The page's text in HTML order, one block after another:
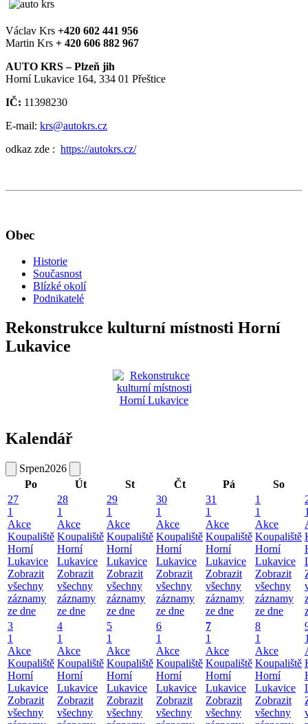
Václav Krs +420 602 441 956
Martin Krs + 420 606 882 967
AUTO KRS – Plzeň jih
Horní Lukavice 164, 334 01 Přeštice
IČ: 11398230
E-mail: krs@autokrs.cz
odkaz zde : https://autokrs.cz/
Obec
Historie
Současnost
Blízké okolí
Podnikatelé
Rekonstrukce kulturní místnosti Horní
Lukavice
Kalendář
Srpen2026
Po
Út St Čt Pá
So
27
1
Akce
Koupaliště
Horní
Lukavice
Zobrazit
všechny
záznamy
ze dne
28
1
Akce
Koupaliště
Horní
Lukavice
Zobrazit
všechny
záznamy
ze dne
29
1
Akce
Koupaliště
Horní
Lukavice
Zobrazit
všechny
záznamy
ze dne
30
1
Akce
Koupaliště
Horní
Lukavice
Zobrazit
všechny
záznamy
ze dne
31
1
Akce
Koupaliště
Horní
Lukavice
Zobrazit
všechny
záznamy
ze dne
1
1
Akce
Koupaliště
Horní
Lukavice
Zobrazit
všechny
záznamy
ze dne
3
1
Akce
Koupaliště
Horní
Lukavice
Zobrazit
všechny
4
1
Akce
Koupaliště
Horní
Lukavice
Zobrazit
všechny
5
1
Akce
Koupaliště
Horní
Lukavice
Zobrazit
všechny
6
1
Akce
Koupaliště
Horní
Lukavice
Zobrazit
všechny
7
1
Akce
Koupaliště
Horní
Lukavice
Zobrazit
všechny
8
1
Akce
Koupaliště
Horní
Lukavice
Zobrazit
všechny